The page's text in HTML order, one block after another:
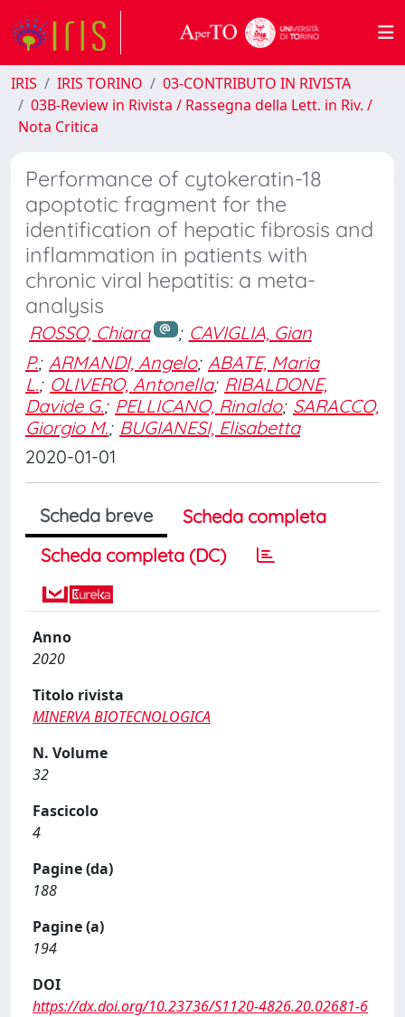
IRIS IRIS TORINO
03-CONTRIBUTO IN RIVISTA
03B-Review in Rivista / Rassegna della Lett. in Riv. /
Nota Critica
Performance of cytokeratin-18
apoptotic fragment for the
identification of hepatic fibrosis and
inflammation in patients with
chronic viral hepatitis: a meta-
analysis
ROSSO, Chiara ; CAVIGLIA, Gian
P.; ARMANDI, Angelo; ABATE, Maria
L.; OLIVERO, Antonella; RIBALDONE,
Davide G.; PELLICANO, Rinaldo; SARACCO,
Giorgio M.; BUGIANESI, Elisabetta
2020-01-01
Scheda breve
Scheda completa
Scheda completa (DC)
Anno
2020
Titolo rivista
MINERVA BIOTECNOLOGICA
N. Volume
32
Fascicolo
4
Pagine (da)
188
Pagine (a)
194
DOI
https://dx.doi.org/10.23736/S1120-4826.20.02681-6